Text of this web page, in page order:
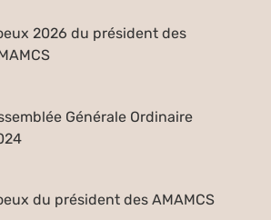
2026 du président des
Générale Ordinaire
du président des AMAMCS